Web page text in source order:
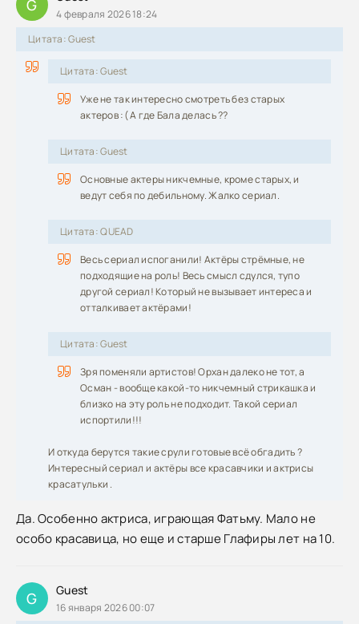
G
4 февраля 2026 18:24
Цитата: Guest
Цитата: Guest
Уже не так интересно смотреть без старых
актеров :( А где Бала делась ??
Цитата: Guest
Основные актеры никчемные, кроме старых, и
ведут себя по дебильному. Жалко сериал.
Цитата: QUEAD
Весь сериал испоганили! Актёры стрёмные, не
подходящие на роль! Весь смысл сдулся, тупо
другой сериал! Который не вызывает интереса и
отталкивает актёрами!
Цитата: Guest
Зря поменяли артистов! Орхан далеко не тот, а
Осман - вообще какой-то никчемный стрикашка и
близко на эту роль не подходит. Такой сериал
испортили!!!
И откуда берутся такие срули готовые всё обгадить ?
Интересный сериал и актёры все красавчики и актрисы
красатульки .
Да. Особенно актриса, играющая Фатьму. Мало не
особо красавица, но еще и старше Глафиры лет на 10.
G Guest
16 января 2026 00:07